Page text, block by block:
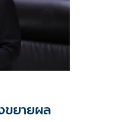
ขยายผล